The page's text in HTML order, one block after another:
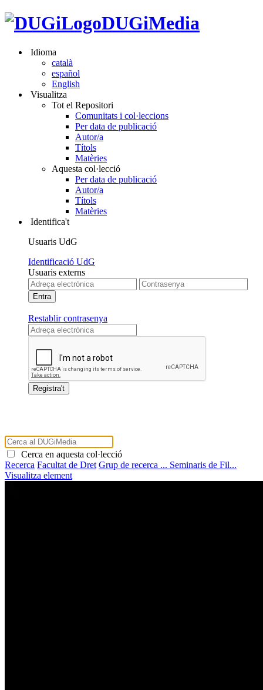
DUGiMedia
Idioma
català
español
English
Visualitza
Tot el Repositori
Comunitats i col·leccions
Per data de publicació
Autor/a
Títols
Matèries
Aquesta col·lecció
Per data de publicació
Autor/a
Títols
Matèries
Identifica't
Usuaris UdG
Identificació UdG
Usuaris externs
Restablir contrasenya
Cerca en aquesta col·lecció
Recerca Facultat de Dret Grup de recerca ... Seminaris de Fil...
Visualitza element